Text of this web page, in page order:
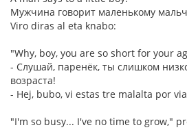
Мужчина говорит маленькому
Viro diras al eta knabo:
"Why, boy, you are so short for your
- Слушай, паренёк, ты слишком
возраста!
- Hej, bubo, vi estas tre malalta por
"I'm so busy... I've no time to grow,"